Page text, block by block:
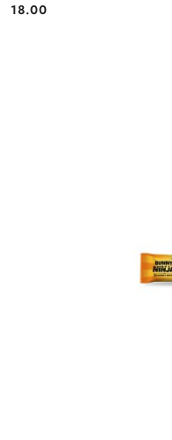
Cena:
18.00